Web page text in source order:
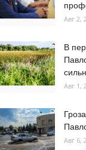
Авг 2,
В
Авг 1,
Авг 6,